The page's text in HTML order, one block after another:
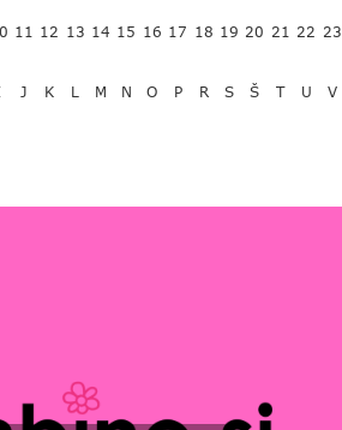
11 12 13 14 15 16 17 18 19 20 21 22 23
J K L M N O P R S Š T U V